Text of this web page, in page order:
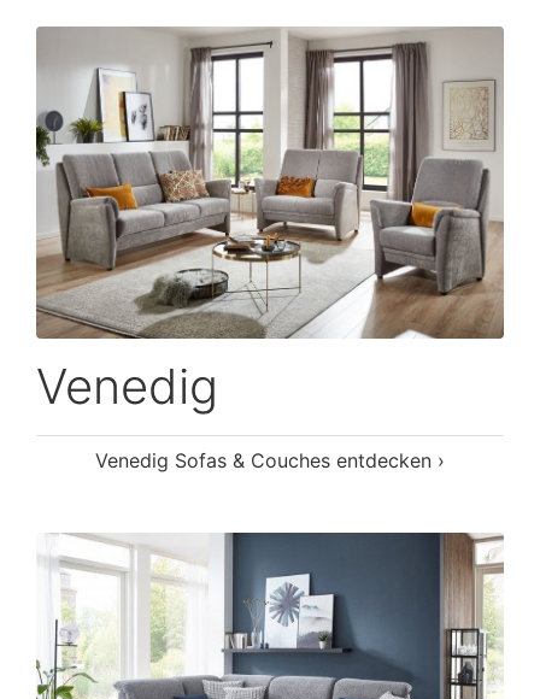
Venedig
Venedig Sofas & Couches entdecken ›